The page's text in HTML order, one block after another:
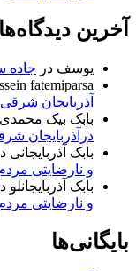
آخرین دیدگاه‌ها
یوسف در جاده
fatemiparsa
آذربایجان
بابک بیک
درآذربایجان
بابک آذربایجانی
و نارضایتی
بابک آذربایجانلو
و نارضایتی
بایگانی‌ها